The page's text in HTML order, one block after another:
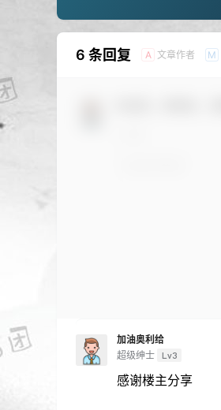
6 条回复 A 文章作者 M
加油奥利给
超级绅士 Lv3
感谢楼主分享